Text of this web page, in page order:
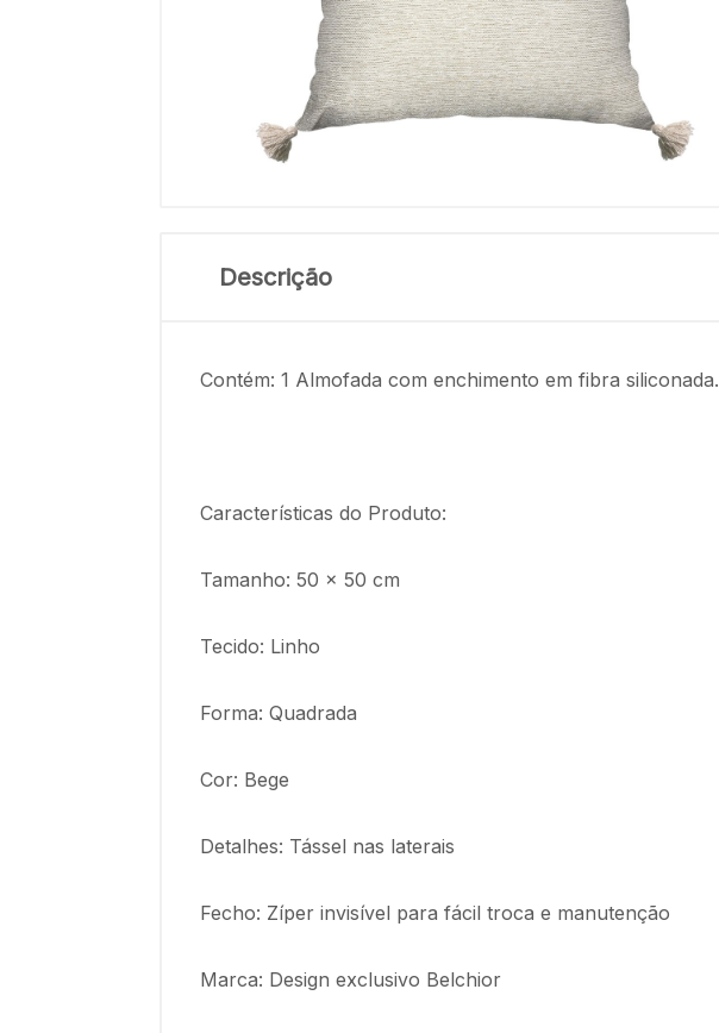
Descrição
Contém: 1 Almofada com enchimento em fibra siliconada.
Características do Produto:
Tamanho: 50 x 50 cm
Tecido: Linho
Forma: Quadrada
Cor: Bege
Detalhes: Tássel nas laterais
Fecho: Zíper invisível para fácil troca e manutenção
Marca: Design exclusivo Belchior